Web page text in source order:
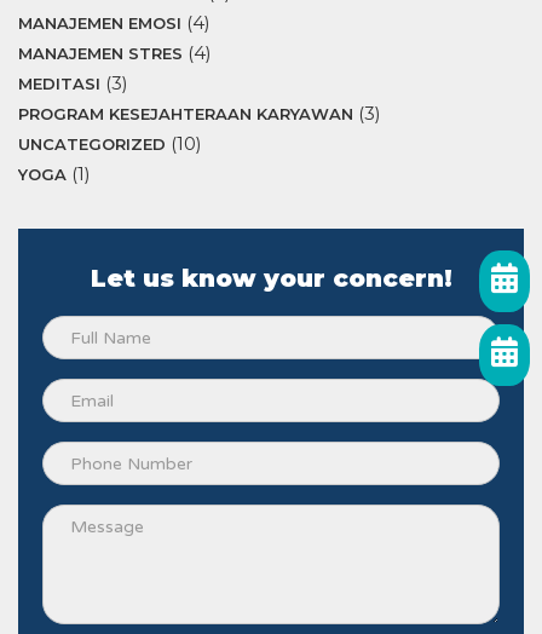
MANAJEMEN EMOSI (4)
MANAJEMEN STRES (4)
MEDITASI (3)
PROGRAM KESEJAHTERAAN KARYAWAN (3)
UNCATEGORIZED (10)
YOGA (1)
Let us know your concern!